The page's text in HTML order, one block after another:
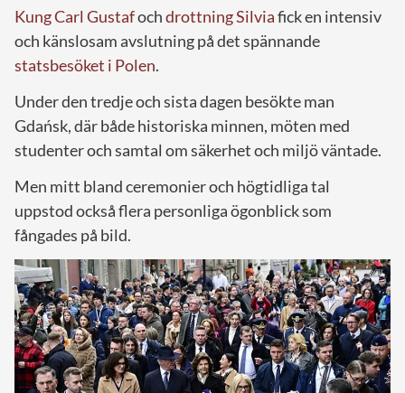
Kung Carl Gustafochdrottning Silviafick en intensiv
och känslosam avslutning på det spännande
statsbesöket i Polen.
Under den tredje och sista dagen besökte man
Gdańsk, där både historiska minnen, möten med
studenter och samtal om säkerhet och miljö väntade.
Men mitt bland ceremonier och högtidliga tal
uppstod också flera personliga ögonblick som
fångades på bild.